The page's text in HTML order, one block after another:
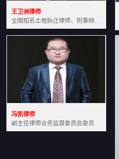
王卫洲律师
全国知名土地拆迁律师、刑事辩护律师北京万典律师事务所主任中国法学会会员北京市行政法研究会理事
冯凯律师
副主任律师业务监督委员会委员